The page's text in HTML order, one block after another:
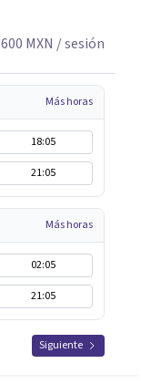
600 MXN / sesión
Más horas
18:05
21:05
Más horas
02:05
21:05
Siguiente